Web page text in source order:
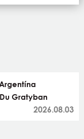
Gratyban
2026.08.03